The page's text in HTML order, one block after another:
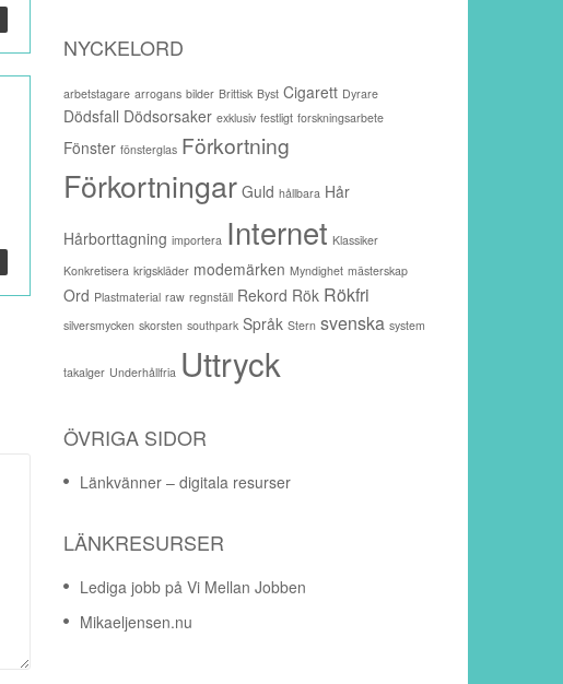
NYCKELORD
arbetstagare arrogans bilder Brittisk Byst Cigarett Dyrare
Dödsfall Dödsorsaker exklusiv festligt forskningsarbete
Fönster fönsterglas Förkortning
Förkortningar Guld hållbara Hår
Hårborttagning importera Internet Klassiker
Konkretisera krigskläder modemärken Myndighet mästerskap
Ord Plastmaterial raw regnställ Rekord Rök Rökfri
silversmycken skorsten southpark Språk Stern svenska system
takalger Underhållfria Uttryck
ÖVRIGA SIDOR
Länkvänner – digitala resurser
LÄNKRESURSER
Lediga jobb på Vi Mellan Jobben
Mikaeljensen.nu